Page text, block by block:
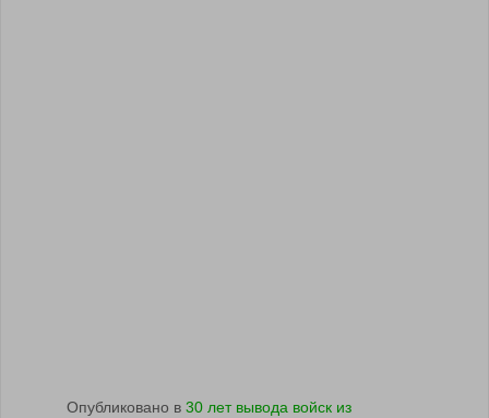
Опубликовано в 30 лет вывода войск из